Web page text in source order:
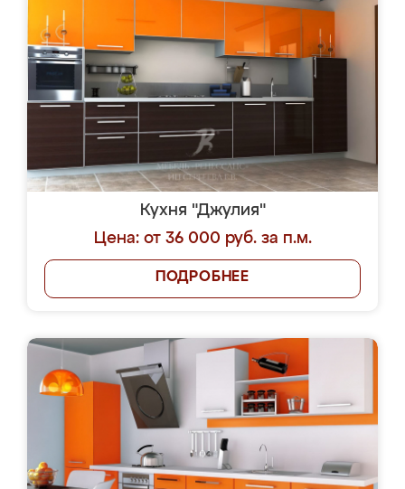
Кухня "Джулия"
Цена: от 36 000 руб. за п.м.
ПОДРОБНЕЕ